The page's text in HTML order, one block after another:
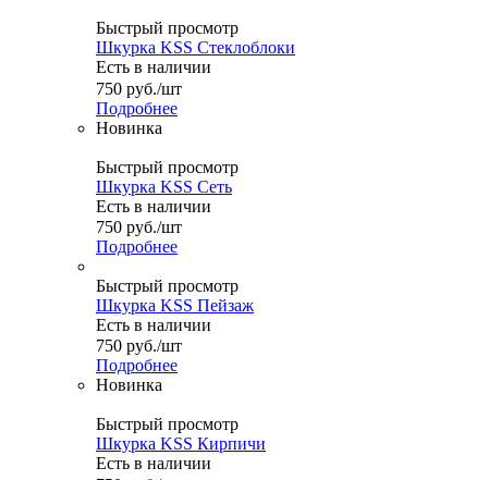
Быстрый просмотр
Шкурка KSS Стеклоблоки
Есть в наличии
750 руб./шт
Подробнее
Новинка
Быстрый просмотр
Шкурка KSS Сеть
Есть в наличии
750 руб./шт
Подробнее
Быстрый просмотр
Шкурка KSS Пейзаж
Есть в наличии
750 руб./шт
Подробнее
Новинка
Быстрый просмотр
Шкурка KSS Кирпичи
Есть в наличии